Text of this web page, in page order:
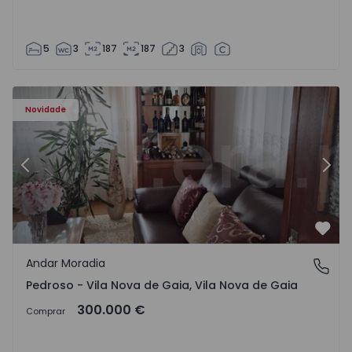
5 3 187 187 3
Novidade
- 1575635 - 12
Andar Moradia T6 Vila Nova de Gaia, Pedroso e Seixezelo
Anterior
Pedroso - Vila Nova de Gaia, Vila Nova de Gaia
Andar Moradia
Pedroso - Vila Nova de Gaia, Vila Nova de Gaia
Comprar 300.000 €